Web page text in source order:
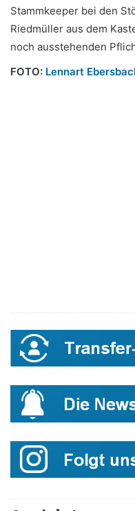
Stammkeeper bei den
Riedmüller aus dem
noch ausstehenden
FOTO: Lennart